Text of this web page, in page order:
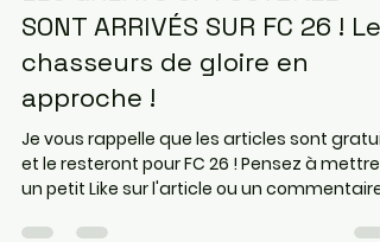
EA SPORT FC 26
21 juin
11 min de lecture
LES GREATS OF FOOTBALL